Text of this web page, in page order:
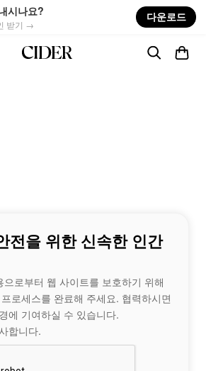
시나요?
받기 →
다운로드
전을 위한 신속한 인간
로부터 웹 사이트를 보호하기 위해
로세스를 완료해 주세요. 협력하시면
에 기여하실 수 있습니다.
합니다.